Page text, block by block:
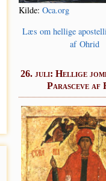
Kil­de:Oca.org
Læs om hel­li­ge
af Ohrid
26. juli: Hellige
Parasceve af